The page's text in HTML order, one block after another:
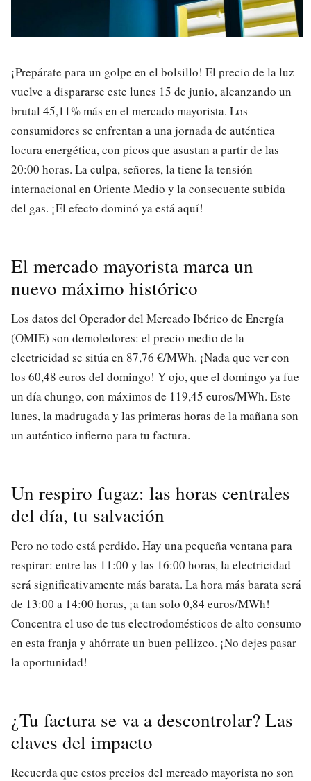
¡Prepárate para un golpe en el bolsillo! El precio de la luz
vuelve a dispararse este lunes 15 de junio, alcanzando un
brutal 45,11% más en el mercado mayorista. Los
consumidores se enfrentan a una jornada de auténtica
locura energética, con picos que asustan a partir de las
20:00 horas. La culpa, señores, la tiene la tensión
internacional en Oriente Medio y la consecuente subida
del gas. ¡El efecto dominó ya está aquí!
El mercado mayorista marca un
nuevo máximo histórico
Los datos del Operador del Mercado Ibérico de Energía
(OMIE) son demoledores: el precio medio de la
electricidad se sitúa en 87,76 €/MWh. ¡Nada que ver con
los 60,48 euros del domingo! Y ojo, que el domingo ya fue
un día chungo, con máximos de 119,45 euros/MWh. Este
lunes, la madrugada y las primeras horas de la mañana son
un auténtico infierno para tu factura.
Un respiro fugaz: las horas centrales
del día, tu salvación
Pero no todo está perdido. Hay una pequeña ventana para
respirar: entre las 11:00 y las 16:00 horas, la electricidad
será significativamente más barata. La hora más barata será
de 13:00 a 14:00 horas, ¡a tan solo 0,84 euros/MWh!
Concentra el uso de tus electrodomésticos de alto consumo
en esta franja y ahórrate un buen pellizco. ¡No dejes pasar
la oportunidad!
¿Tu factura se va a descontrolar? Las
claves del impacto
Recuerda que estos precios del mercado mayorista no son